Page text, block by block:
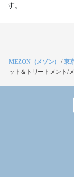
す。
MEZON（メゾン） /東
ット＆トリートメント/